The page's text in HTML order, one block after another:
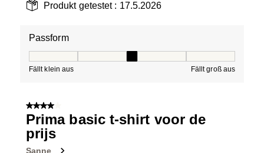
Produkt getestet : 17.5.2026
Passform
Fällt klein aus Fällt groß aus
4 von 5 Sternen.
Prima basic t-shirt voor de
prijs
Sanne